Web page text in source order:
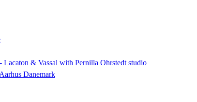
& Vassal with Pernilla Ohrstedt studio
Danemark